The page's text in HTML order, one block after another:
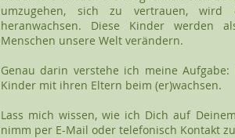
umzugehen, sich zu vertrauen, wird
heranwachsen. Diese Kinder werden
Menschen unsere Welt verändern.
Genau darin verstehe ich meine
Kinder mit ihren Eltern beim (er)wachsen.
Lass mich wissen, wie ich Dich auf
nimm per E-Mail oder telefonisch Kontakt